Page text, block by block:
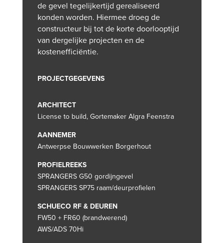
de gevel tegelijkertijd gerealiseerd
konden worden. Hiermee droeg de
constructeur bij tot de korte doorlooptijd
van dergelijke projecten en de
kostenefficiëntie.
PROJECTGEGEVENS
ARCHITECT
License to build, Gortemaker Algra Feenstra
AANNEMER
Antwerpse Bouwwerken Borgerhout
PROFIELREEKS
SPRANGERS G50 gordijngevel
SPRANGERS SP75 raam/deurprofielen
SCHUECO RF & DEUREN
FW50 + FR60 (brandwerend)
AWS/ADS 70Hi